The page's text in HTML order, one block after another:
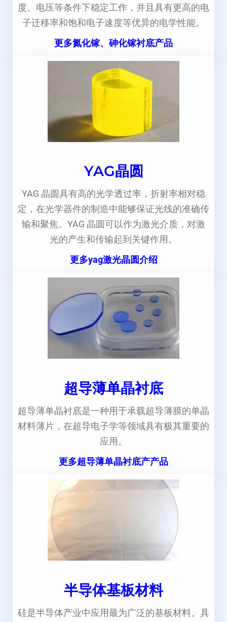
度、电压等条件下稳定工作，并且具有更高的电
子迁移率和饱和电子速度等优异的电学性能。
更多氮化镓、砷化镓衬底产品
YAG晶圆
YAG 晶圆具有高的光学透过率，折射率相对稳
定，在光学器件的制造中能够保证光线的准确传
输和聚焦。YAG 晶圆可以作为激光介质，对激
光的产生和传输起到关键作用。
更多yag激光晶圆介绍
超导薄单晶衬底
超导薄单晶衬底是一种用于承载超导薄膜的单晶
材料薄片，在超导电子学等领域具有极其重要的
应用。
更多超导薄单晶衬底产产品
半导体基板材料
硅是半导体产业中应用最为广泛的基板材料。具